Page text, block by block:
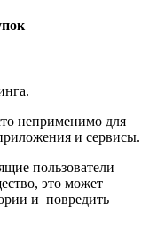
неприменимо для
и сервисы.
пользователи
это может
и повредить